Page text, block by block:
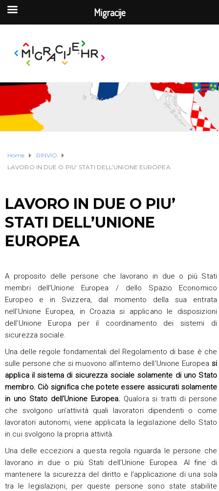
Home
RINVIO
LAVORO IN DUE O PIU’ STATI DELL’UNIONE EUROPEA
LAVORO IN DUE O PIU’
STATI DELL’UNIONE
EUROPEA
A proposito delle persone che lavorano in due o più Stati
membri dell’Unione Europea / dello Spazio Economico
Europeo e in Svizzera, dal momento della sua entrata
nell’Unione Europea, in Croazia si applicano le disposizioni
dell’Unione Europa per il coordinamento dei sistemi di
sicurezza sociale.
Una delle regole fondamentali del Regolamento di base è che
sulle persone che si muovono all’interno dell’Unione Europea si
applica il sistema di sicurezza sociale solamente di uno Stato
membro. Ciò significa che potete essere assicurati solamente
in uno Stato dell’Unione Europea. Qualora si tratti di persone
che svolgono un’attività quali lavoratori dipendenti o come
lavoratori autonomi, viene applicata la legislazione dello Stato
in cui svolgono la propria attività.
Una delle eccezioni a questa regola riguarda le persone che
lavorano in due o più Stati dell’Unione Europea. Al fine di
mantenere la sicurezza del diritto e l’applicazione di una sola
tra le legislazioni, per queste persone sono state stabilite
Migracije